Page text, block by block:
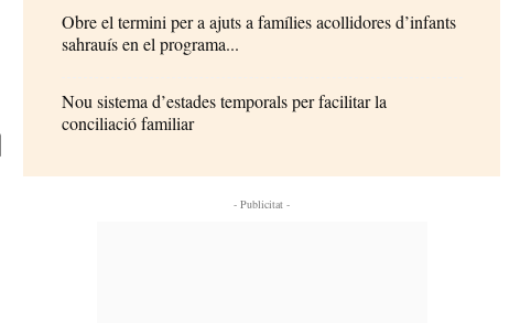
Obre el termini per a ajuts a famílies acollidores d’infants
sahrauís en el programa...
Nou sistema d’estades temporals per facilitar la
conciliació familiar
- Publicitat -